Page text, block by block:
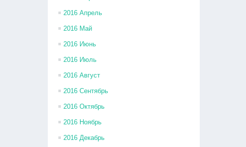
2016 Апрель
2016 Май
2016 Июнь
2016 Июль
2016 Август
2016 Сентябрь
2016 Октябрь
2016 Ноябрь
2016 Декабрь